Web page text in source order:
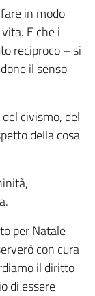
in modo
E che i
reciproco – si
il senso
civismo, del
della cosa
per Natale
con cura
il diritto
di essere